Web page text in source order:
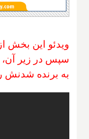
ویدئو این بخش
سپس در زیر آن،
به برنده شدنش